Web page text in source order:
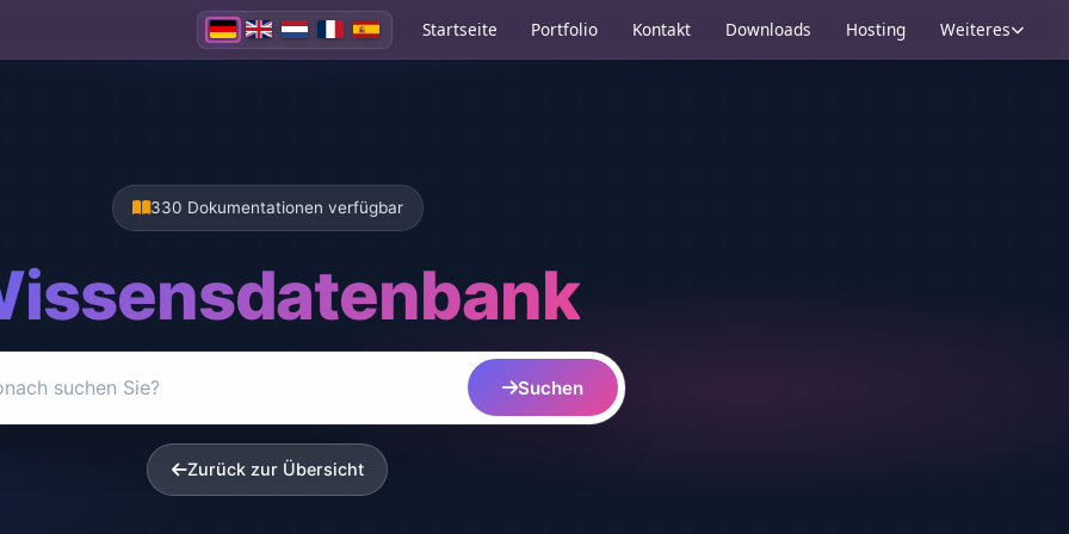
Startseite Portfolio Kontakt Downloads Hosting Weiteres
330 Dokumentationen verfügbar
Suchen
Zurück zur Übersicht